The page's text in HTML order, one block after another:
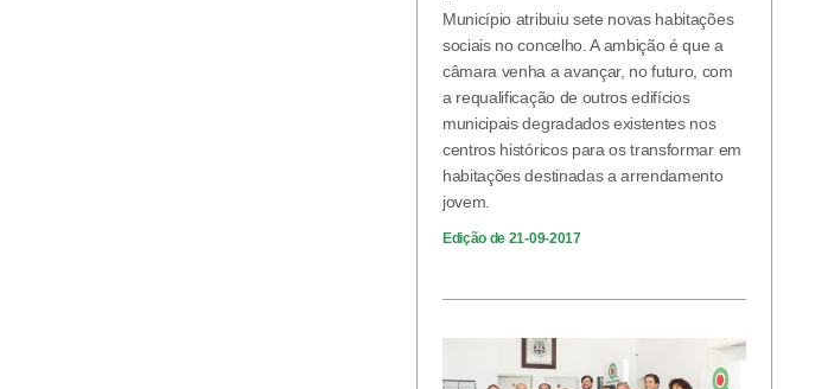
Município atribuiu sete novas habitações
sociais no concelho. A ambição é que a
câmara venha a avançar, no futuro, com
a requalificação de outros edifícios
municipais degradados existentes nos
centros históricos para os transformar em
habitações destinadas a arrendamento
jovem.
Edição de 21-09-2017